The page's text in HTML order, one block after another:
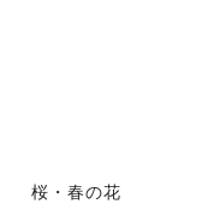
桜・春の花